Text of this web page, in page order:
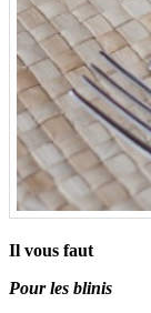
Il vous faut
Pour les blinis